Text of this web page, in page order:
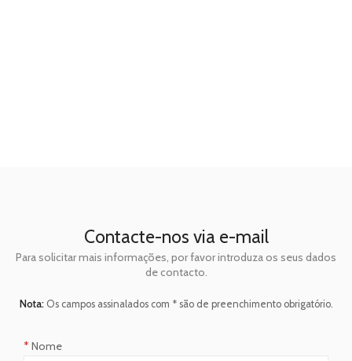
Contacte-nos via e-mail
Para solicitar mais informações, por favor introduza os seus dados
de contacto.
Nota:Os campos assinalados com * são de preenchimento obrigatório.
* Nome